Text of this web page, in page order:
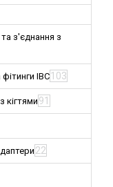
з'єднання з
IBC103
кігтями 91
22